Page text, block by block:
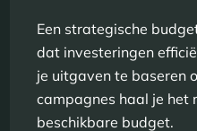
Een strategische
dat investeringen
je uitgaven te baseren
campagnes haal je het
beschikbare budget.